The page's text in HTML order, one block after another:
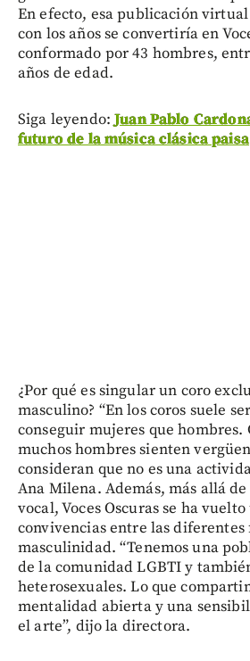
En efecto, esa publicación
con los años se convertiría en
conformado por 43 hombres,
años de edad.
Siga leyendo:Juan Pablo
futuro de la música clásica paisa
¿Por qué es singular un coro
masculino? “En los coros suele
conseguir mujeres que
muchos hombres sienten
consideran que no es una
Ana Milena. Además, más allá
vocal, Voces Oscuras se ha
convivencias entre las diferentes
masculinidad. “Tenemos una
de la comunidad LGBTI y
heterosexuales. Lo que
mentalidad abierta y una
el arte”, dijo la directora.